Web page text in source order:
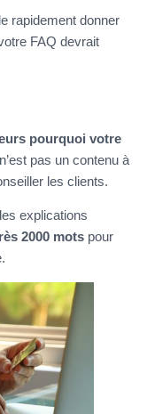
rapidement donner
FAQ devrait
pourquoi votre
pas un contenu à
les clients.
explications
2000 mots pour